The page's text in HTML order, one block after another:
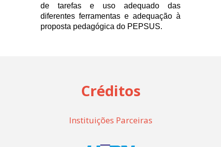
de tarefas e uso adequado das
diferentes ferramentas e adequação à
proposta pedagógica do PEPSUS.
Créditos
Instituições Parceiras